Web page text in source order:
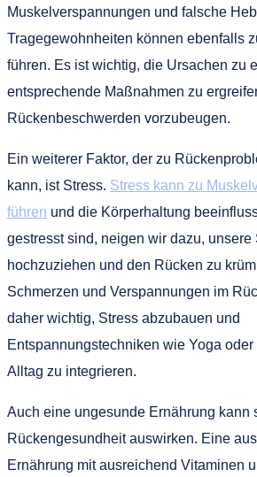
Muskelverspannungen und falsche
Tragegewohnheiten können ebenfalls
führen. Es ist wichtig, die Ursachen zu
entsprechende Maßnahmen zu
Rückenbeschwerden vorzubeugen.
Ein weiterer Faktor, der zu
kann, ist Stress. Stress kann zu
führen und die Körperhaltung
gestresst sind, neigen wir dazu, unsere
hochzuziehen und den Rücken zu
Schmerzen und Verspannungen im
daher wichtig, Stress abzubauen und
Entspannungstechniken wie Yoga
Alltag zu integrieren.
Auch eine ungesunde Ernährung kann
Rückengesundheit auswirken. Eine
Ernährung mit ausreichend Vitaminen